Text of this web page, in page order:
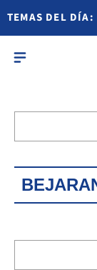
TEMAS DEL DÍA: